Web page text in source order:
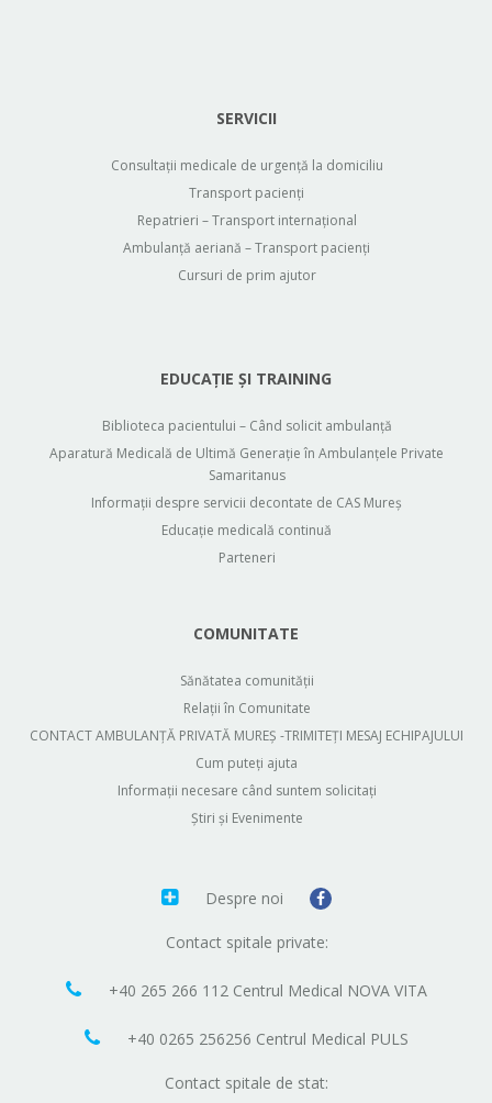
SERVICII
Consultații medicale de urgență la domiciliu
Transport pacienți
Repatrieri – Transport internațional
Ambulanță aeriană – Transport pacienți
Cursuri de prim ajutor
EDUCAȚIE ȘI TRAINING
Biblioteca pacientului – Când solicit ambulanță
Aparatură Medicală de Ultimă Generație în Ambulanțele Private
Samaritanus
Informații despre servicii decontate de CAS Mureș
Educație medicală continuă
Parteneri
COMUNITATE
Sănătatea comunității
Relații în Comunitate
CONTACT AMBULANȚĂ PRIVATĂ MUREȘ -TRIMITEȚI MESAJ ECHIPAJULUI
Cum puteți ajuta
Informații necesare când suntem solicitați
Știri și Evenimente
Despre noi
Contact spitale private:
+40 265 266 112 Centrul Medical NOVA VITA
+40 0265 256256 Centrul Medical PULS
Contact spitale de stat: